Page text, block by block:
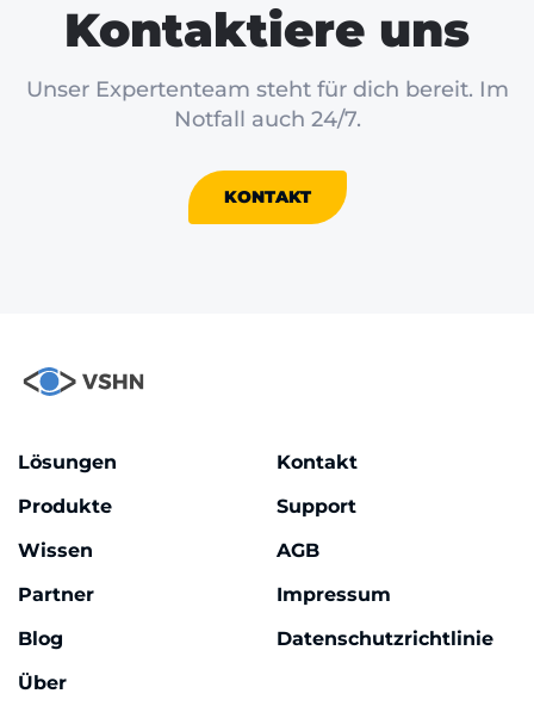
Kontaktiere uns
Unser Expertenteam steht für dich bereit. Im
Notfall auch 24/7.
KONTAKT
Lösungen
Produkte
Wissen
Partner
Blog
Über
Kontakt
Support
AGB
Impressum
Datenschutzrichtlinie